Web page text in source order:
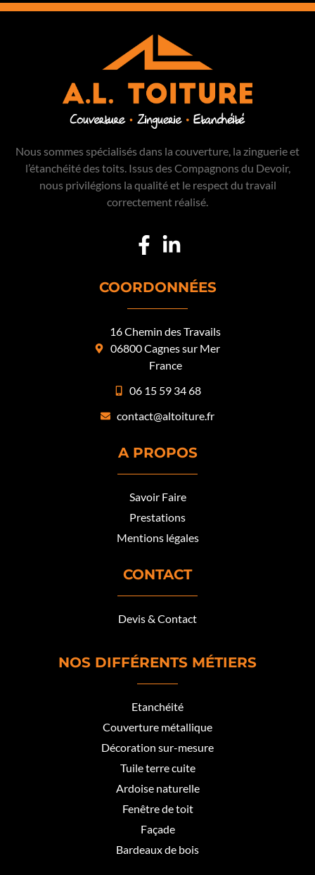
Nous sommes spécialisés dans la couverture, la zinguerie et
l’étanchéité des toits. Issus des Compagnons du Devoir,
nous privilégions la qualité et le respect du travail
correctement réalisé.
COORDONNÉES
16 Chemin des Travails
06800 Cagnes sur Mer
France
06 15 59 34 68
contact@altoiture.fr
A PROPOS
Savoir Faire
Prestations
Mentions légales
CONTACT
Devis & Contact
NOS DIFFÉRENTS MÉTIERS
Etanchéité
Couverture métallique
Décoration sur-mesure
Tuile terre cuite
Ardoise naturelle
Fenêtre de toit
Façade
Bardeaux de bois